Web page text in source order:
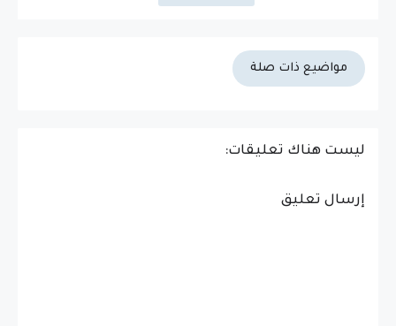
مواضيع ذات صلة
ليست هناك تعليقات:
إرسال تعليق